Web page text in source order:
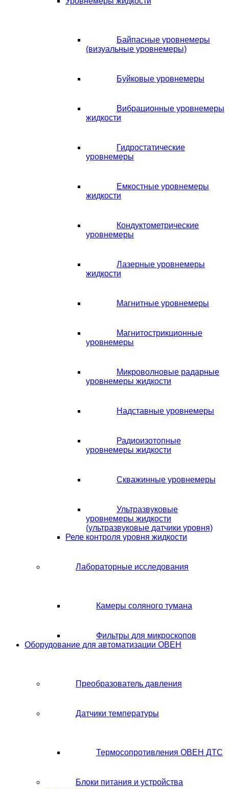
Байпасные уровнемеры
(визуальные уровнемеры)
Буйковые уровнемеры
Вибрационные уровнемеры
жидкости
Гидростатические
уровнемеры
Емкостные уровнемеры
жидкости
Кондуктометрические
уровнемеры
Лазерные уровнемеры
жидкости
Магнитные уровнемеры
Магнитострикционные
уровнемеры
Микроволновые радарные
уровнемеры жидкости
Надставные уровнемеры
Радиоизотопные
уровнемеры жидкости
Скважинные уровнемеры
Ультразвуковые
уровнемеры жидкости
(ультразвуковые датчики уровня)
Реле контроля уровня жидкости
Лабораторные исследования
Камеры соляного тумана
Фильтры для микроскопов
Оборудование для автоматизации ОВЕН
Преобразователь давления
Датчики температуры
Термосопротивления ОВЕН ДТС
Блоки питания и устройства